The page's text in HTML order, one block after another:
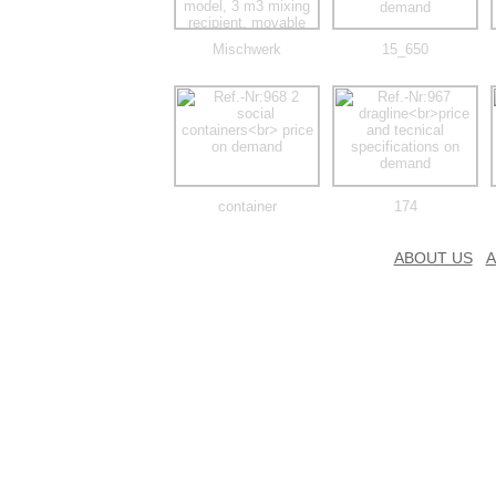
Mischwerk 15_650
container 174
ABOUT US